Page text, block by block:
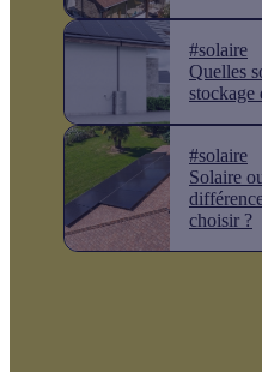
#solaire
Quelles
stockage
#solaire
Solaire
choisir ?